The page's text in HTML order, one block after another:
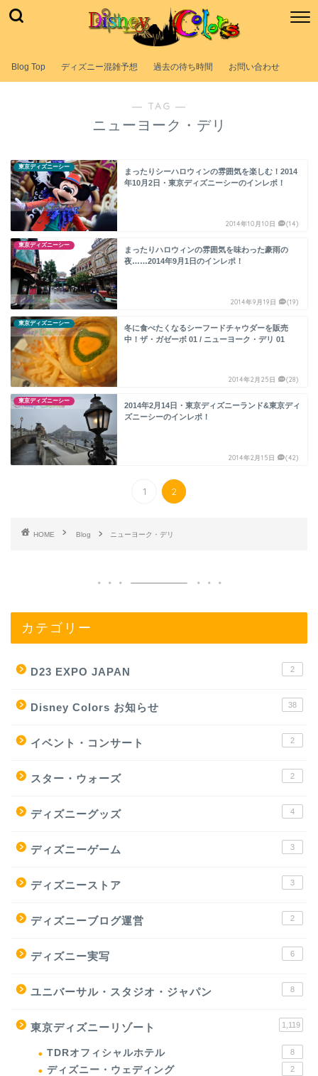
Blog Top ディズニー混雑予想 過去の待ち時間 お問い合わせ
― TAG ―
ニューヨーク・デリ
東京ディズニーシー
まったりシーハロウィンの雰囲気を楽しむ！2014
年10月2日・東京ディズニーシーのインレポ！
2014年10月10日 (14)
東京ディズニーシー
まったりハロウィンの雰囲気を味わった豪雨の
夜……2014年9月1日のインレポ！
2014年9月19日 (19)
東京ディズニーシー
冬に食べたくなるシーフードチャウダーを販売
中！ザ・ガゼーボ 01 / ニューヨーク・デリ 01
2014年2月25日 (28)
東京ディズニーシー
2014年2月14日・東京ディズニーランド&東京ディ
ズニーシーのインレポ！
2014年2月15日 (42)
1 2
HOME Blog ニューヨーク・デリ
カテゴリー
D23 EXPO JAPAN 2
Disney Colors お知らせ 38
イベント・コンサート 2
スター・ウォーズ 2
ディズニーグッズ 4
ディズニーゲーム 3
ディズニーストア 3
ディズニーブログ運営 2
ディズニー実写 6
ユニバーサル・スタジオ・ジャパン 8
東京ディズニーリゾート 1,119
TDRオフィシャルホテル 8
ディズニー・ウェディング 2